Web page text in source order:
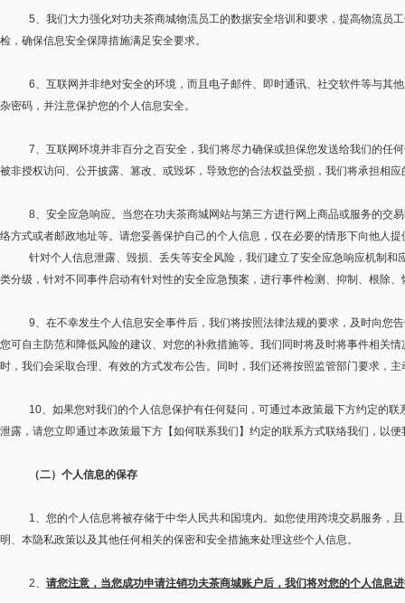
5、我们大力强化对功夫茶商城物流员工的数据安全培训和要求，提高物流员
检，确保信息安全保障措施满足安全要求。
6、互联网并非绝对安全的环境，而且电子邮件、即时通讯、社交软件等与其
杂密码，并注意保护您的个人信息安全。
7、互联网环境并非百分之百安全，我们将尽力确保或担保您发送给我们的任
被非授权访问、公开披露、篡改、或毁坏，导致您的合法权益受损，我们将承担相应
8、安全应急响应。当您在功夫茶商城网站与第三方进行网上商品或服务的交
络方式或者邮政地址等。请您妥善保护自己的个人信息，仅在必要的情形下向他人提
针对个人信息泄露、毁损、丢失等安全风险，我们建立了安全应急响应机制
类分级，针对不同事件启动有针对性的安全应急预案，进行事件检测、抑制、根除
9、在不幸发生个人信息安全事件后，我们将按照法律法规的要求，及时向您
您可自主防范和降低风险的建议、对您的补救措施等。我们同时将及时将事件相关
时，我们会采取合理、有效的方式发布公告。同时，我们还将按照监管部门要求，
10、如果您对我们的个人信息保护有任何疑问，可通过本政策最下方约定的
泄露，请您立即通过本政策最下方【如何联系我们】约定的联系方式联络我们，以
（二）个人信息的保存
1、您的个人信息将被存储于中华人民共和国境内。如您使用跨境交易服务，
明、本隐私政策以及其他任何相关的保密和安全措施来处理这些个人信息。
2、 请您注意，当您成功申请注销功夫茶商城账户后，我们将对您的个人信息